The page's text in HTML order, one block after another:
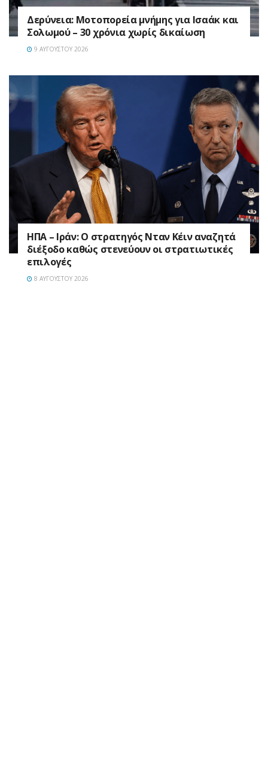
Δερύνεια: Μοτοπορεία μνήμης για Ισαάκ και
Σολωμού – 30 χρόνια χωρίς δικαίωση
9 ΑΥΓΟΎΣΤΟΥ 2026
ΗΠΑ – Ιράν: Ο στρατηγός Νταν Κέιν αναζητά
διέξοδο καθώς στενεύουν οι στρατιωτικές
επιλογές
8 ΑΥΓΟΎΣΤΟΥ 2026